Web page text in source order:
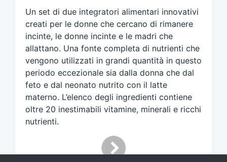
o
n
Un set di due integratori alimentari innovativi
creati per le donne che cercano di rimanere
incinte, le donne incinte e le madri che
allattano. Una fonte completa di nutrienti che
vengono utilizzati in grandi quantità in questo
periodo eccezionale sia dalla donna che dal
feto e dal neonato nutrito con il latte
materno. L’elenco degli ingredienti contiene
oltre 20 inestimabili vitamine, minerali e ricchi
nutrienti.